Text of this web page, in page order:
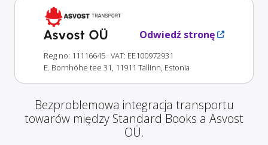
Asvost OÜ Odwiedź stronę
Reg no: 11116645 · VAT: EE100972931
E. Bornhöhe tee 31, 11911 Tallinn, Estonia
Bezproblemowa integracja transportu
towarów między Standard Books a Asvost
OÜ.